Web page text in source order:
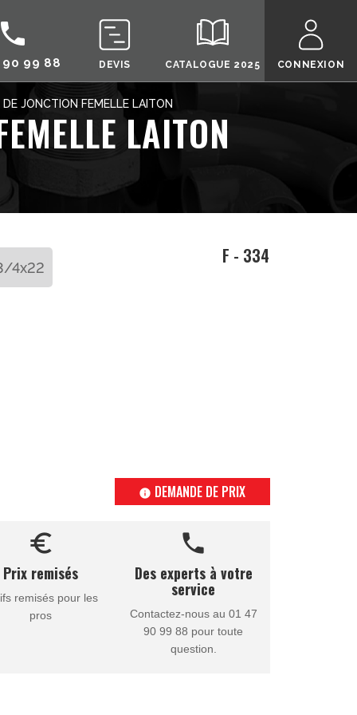
CONNEXION
call
90 99 88 DEVIS CATALOGUE 2025
DE JONCTION FEMELLE LAITON
LAITON
4x22 F - 334
info DEMANDE DE PRIX
euro_symbol
Prix remisés
remisés pour les
pros
call
Des experts à votre
service
Contactez-nous au 01 47
90 99 88 pour toute
question.